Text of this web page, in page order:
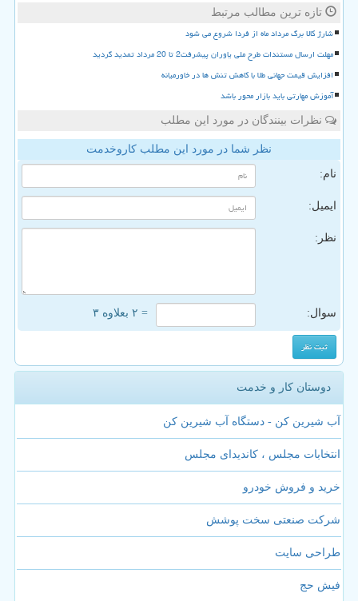
تازه ترین مطالب مرتبط
شارژ کالا برگ مرداد ماه از فردا شروع می شود
مهلت ارسال مستندات طرح ملی یاوران پیشرفت2 تا 20 مرداد تمدید گردید
افزایش قیمت جهانی طلا با کاهش تنش ها در خاورمیانه
آموزش مهارتی باید بازار محور باشد
نظرات بینندگان در مورد این مطلب
نظر شما در مورد این مطلب کاروخدمت
نام:
ایمیل:
نظر:
سوال: = ۲ بعلاوه ۳
دوستان کار و خدمت
آب شیرین کن - دستگاه آب شیرین کن
انتخابات مجلس ، کاندیدای مجلس
خرید و فروش خودرو
شرکت صنعتی سخت پوشش
طراحی سایت
فیش حج